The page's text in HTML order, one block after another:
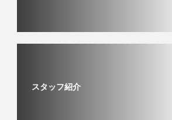
スタッフ紹介